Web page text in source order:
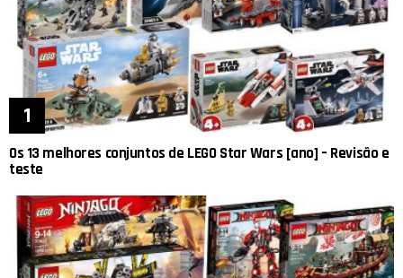
Os 13 melhores conjuntos de LEGO Star Wars [ano] – Revisão e
teste